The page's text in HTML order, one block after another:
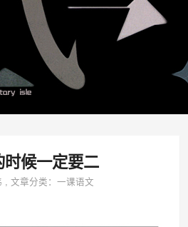
候一定要二
,文章分类：一课语文